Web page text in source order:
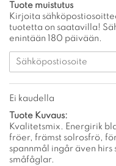
Tuote muistutus
Kirjoita
tuotetta on saatavilla!
enintään 180 päivään.
Ei kaudella
Tuote Kuvaus:
Kvalitetsmix. Energirik
fröer, främst solrosfrö,
spannmål ingår även
småfåglar.